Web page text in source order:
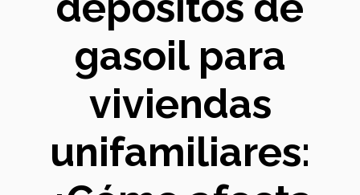
gasoil para
viviendas
unifamiliares: